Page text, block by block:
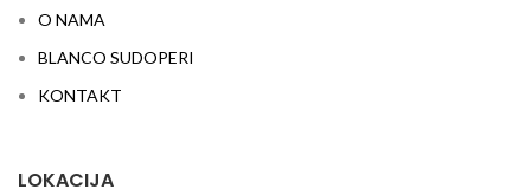
O NAMA
BLANCO SUDOPERI
KONTAKT
LOKACIJA